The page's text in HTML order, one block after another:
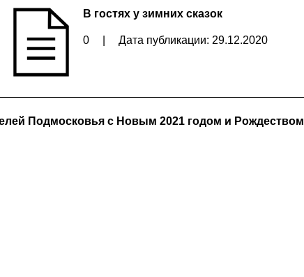
В гостях у зимних сказок
0 Дата публикации: 29.12.2020
Подмосковья с Новым 2021 годом и Рождеством